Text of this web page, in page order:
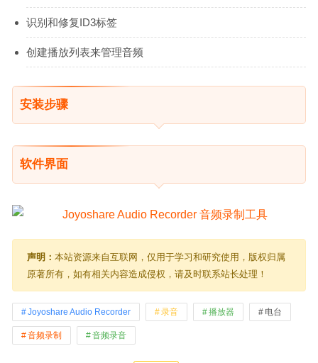
识别和修复ID3标签
创建播放列表来管理音频
安装步骤
软件界面
声明： 本站资源来自互联网，仅用于学习和研究使用，版权归属
原著所有，如有相关内容造成侵权，请及时联系站长处理！
Joyoshare Audio Recorder 录音 播放器 电台
音频录制 音频录音